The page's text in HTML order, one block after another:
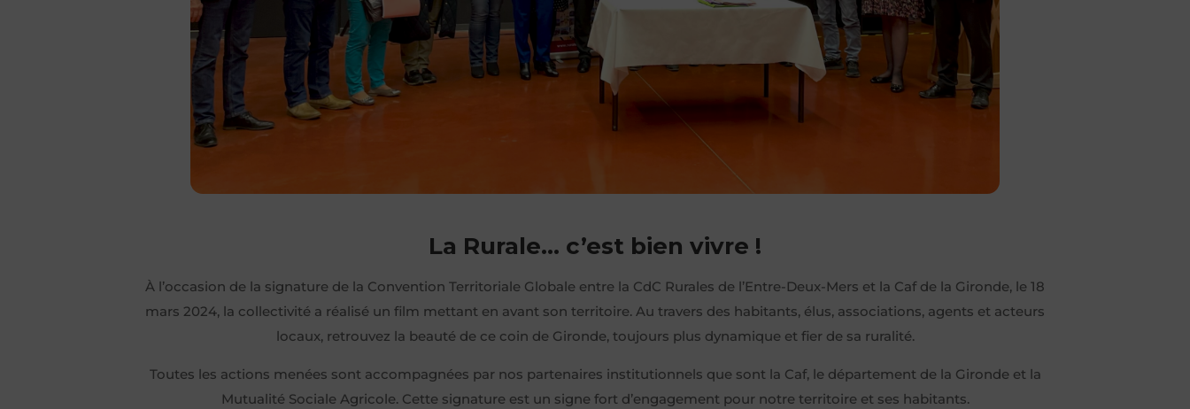
La Rurale… c’est bien vivre !
À l’occasion de la signature de la Convention Territoriale Globale entre la CdC Rurales de l’Entre-Deux-Mers et la Caf de la Gironde, le 18
mars 2024, la collectivité a réalisé un film mettant en avant son territoire. Au travers des habitants, élus, associations, agents et acteurs
locaux, retrouvez la beauté de ce coin de Gironde, toujours plus dynamique et fier de sa ruralité.
Toutes les actions menées sont accompagnées par nos partenaires institutionnels que sont la Caf, le département de la Gironde et la
Mutualité Sociale Agricole. Cette signature est un signe fort d’engagement pour notre territoire et ses habitants.